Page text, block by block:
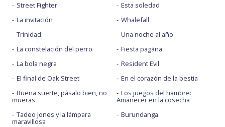
Street Fighter
La invitación
Trinidad
La constelación del perro
La bola negra
El final de Oak Street
Buena suerte, pásalo bien, no
mueras
Tadeo Jones y la lámpara
maravillosa
Esta soledad
Whalefall
Una noche al año
Fiesta pagäna
Resident Evil
En el corazón de la bestia
Los juegos del hambre:
Amanecer en la cosecha
Burundanga